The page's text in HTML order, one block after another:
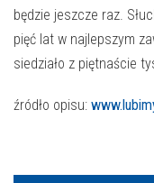
będzie jeszcze raz.
pięć lat w najlepszym
siedziało z piętnaście
źródło opisu: